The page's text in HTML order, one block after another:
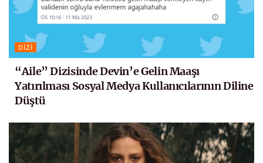
DIZI
“Aile” Dizisinde Devin’e Gelin Maaşı
Yatırılması Sosyal Medya Kullanıcılarının Diline
Düştü